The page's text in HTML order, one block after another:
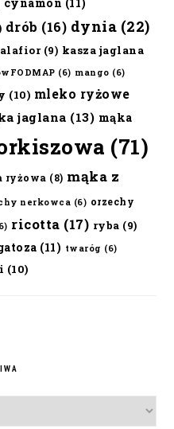
drób (16) dynia (22)
(9) kasza jaglana
(6) mango (6)
(10) mleko ryżowe
jaglana (13) mąka
(71)
ryżowa (8) mąka z
nerkowca (6) orzechy
ricotta (17) ryba (9)
(11) twaróg (6)
(10)